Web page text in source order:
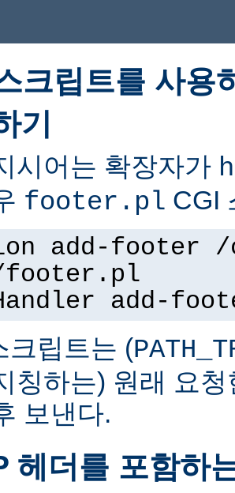
크립트를 사용
기
시어는 확장자가
footer.pl CGI
add-footer
footer.pl
add-
크립트는 (
칭하는) 원래 요
보낸다.
헤더를 포함하